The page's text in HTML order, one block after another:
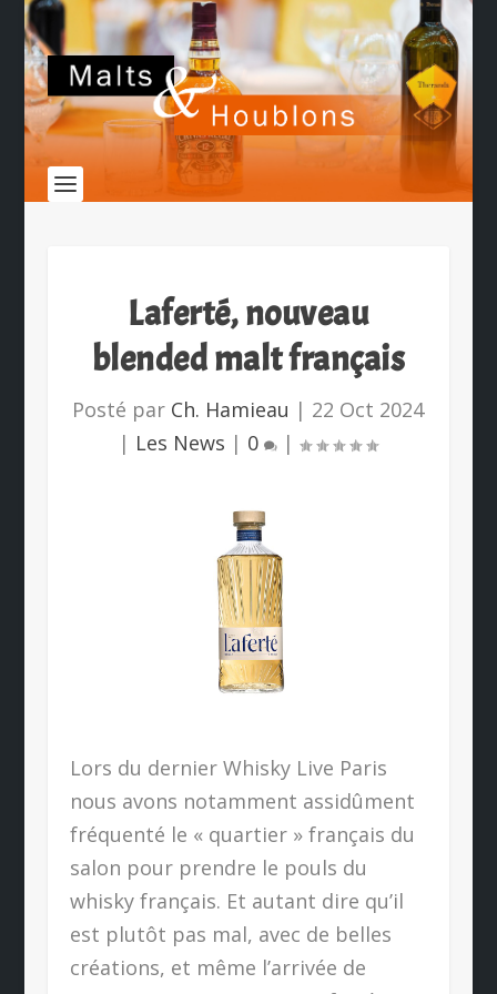
Laferté, nouveau
blended malt français
Posté par Ch. Hamieau | 22 Oct 2024
| Les News | 0 |
Lors du dernier Whisky Live Paris
nous avons notamment assidûment
fréquenté le « quartier » français du
salon pour prendre le pouls du
whisky français. Et autant dire qu’il
est plutôt pas mal, avec de belles
créations, et même l’arrivée de